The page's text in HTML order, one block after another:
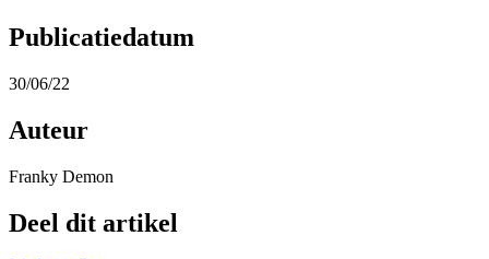
Publicatiedatum
30/06/22
Auteur
Franky Demon
Deel dit artikel